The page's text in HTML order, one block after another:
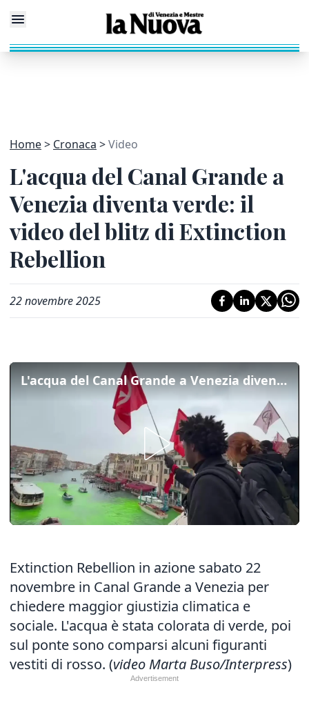
Home Cronaca Video
L'acqua del Canal Grande a
Venezia diventa verde: il
video del blitz di Extinction
Rebellion
22 novembre 2025
L'acqua del Canal Grande a Venezia diventa verde: il video del blitz di Extinction Rebellion
Extinction Rebellion in azione sabato 22
novembre in Canal Grande a Venezia per
chiedere maggior giustizia climatica e
sociale. L'acqua è stata colorata di verde, poi
sul ponte sono comparsi alcuni figuranti
vestiti di rosso. (video Marta Buso/Interpress)